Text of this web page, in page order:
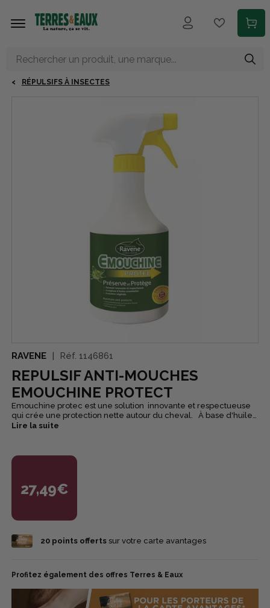
RÉPULSIFS À INSECTES
RAVENE Réf. 1146861
REPULSIF ANTI-MOUCHES
EMOUCHINE PROTECT
Emouchine protec est une solution innovante et respectueuse
qui crée une protection nette autour du cheval. À base d'huiles
essentielles de menthe poivrée d'origine naturelle. Bien agiter
Lire la suite
27,49€
20points offertssur votre carte avantages
Profitez également des offres Terres & Eaux